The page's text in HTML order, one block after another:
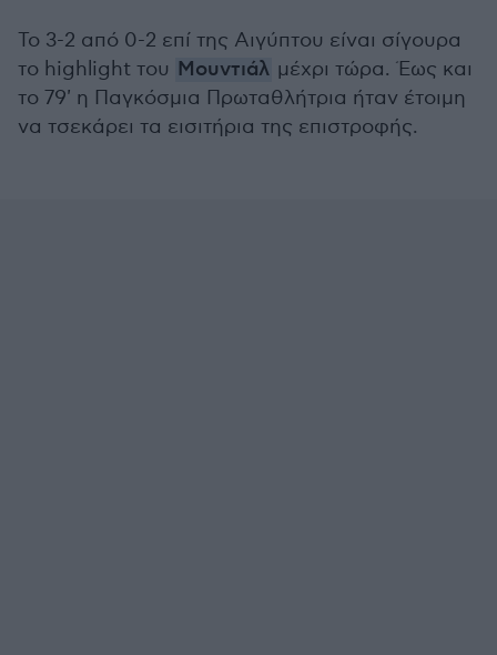
Το 3-2 από 0-2 επί της Αιγύπτου είναι σίγουρα
το highlight του Μουντιάλ μέχρι τώρα. Έως και
το 79' η Παγκόσμια Πρωταθλήτρια ήταν έτοιμη
να τσεκάρει τα εισιτήρια της επιστροφής.